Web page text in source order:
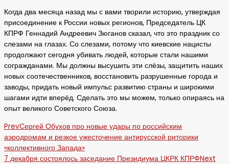
Когда два месяца назад мы с вами творили историю, утверждая
присоединение к России новых регионов, Председатель ЦК
КПРФ Геннадий Андреевич Зюганов сказал, что это праздник со
слезами на глазах. Со слезами, потому что киевские нацисты
продолжают сегодня убивать людей, которые стали нашими
согражданами. Мы должны высушить эти слёзы, защитить наших
новых соотечественников, восстановить разрушенные города и
заводы, придать новый импульс развитию страны и широкими
шагами идти вперёд. Сделать это мы можем, только опираясь на
опыт великого Советского Союза.
PrevСергей Обухов про новые удары по российским
аэродромам и резкое ужесточение антирусской риторики
«коллективного Запада»
7 декабря состоялось заседание Президиума ЦКРК КПРФNext